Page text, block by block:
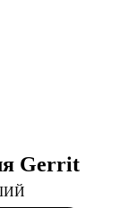
Gerrit